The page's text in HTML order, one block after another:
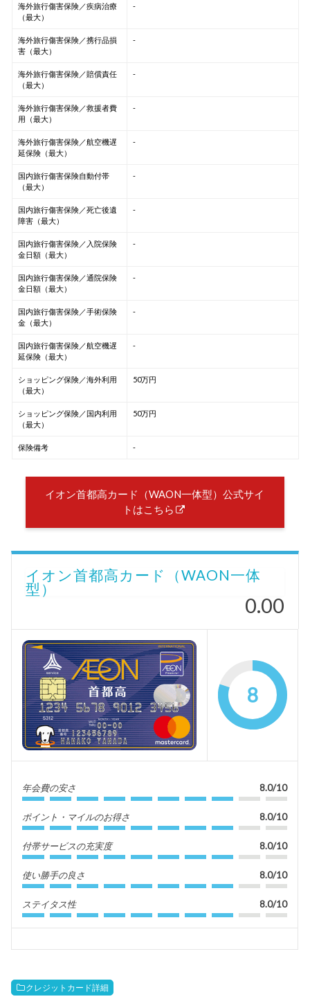
海外旅行傷害保険／疾病治療
（最大）
-
海外旅行傷害保険／携行品損
害（最大）
-
海外旅行傷害保険／賠償責任
（最大）
-
海外旅行傷害保険／救援者費
用（最大）
-
海外旅行傷害保険／航空機遅
延保険（最大）
-
国内旅行傷害保険自動付帯
（最大）
-
国内旅行傷害保険／死亡後遺
障害（最大）
-
国内旅行傷害保険／入院保険
金日額（最大）
-
国内旅行傷害保険／通院保険
金日額（最大）
-
国内旅行傷害保険／手術保険
金（最大）
-
国内旅行傷害保険／航空機遅
延保険（最大）
-
ショッピング保険／海外利用
（最大）
50万円
ショッピング保険／国内利用
（最大）
50万円
保険備考 -
イオン首都高カード（WAON一体型）公式サイ
トはこちら
イオン首都高カード（WAON一体
型）
0.00
8
年会費の安さ 8.0/10
ポイント・マイルのお得さ 8.0/10
付帯サービスの充実度 8.0/10
使い勝手の良さ 8.0/10
ステイタス性 8.0/10
クレジットカード詳細